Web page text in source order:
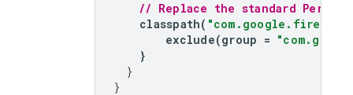
// Replace the standard
classpath(
exclude(group =
}
}
}